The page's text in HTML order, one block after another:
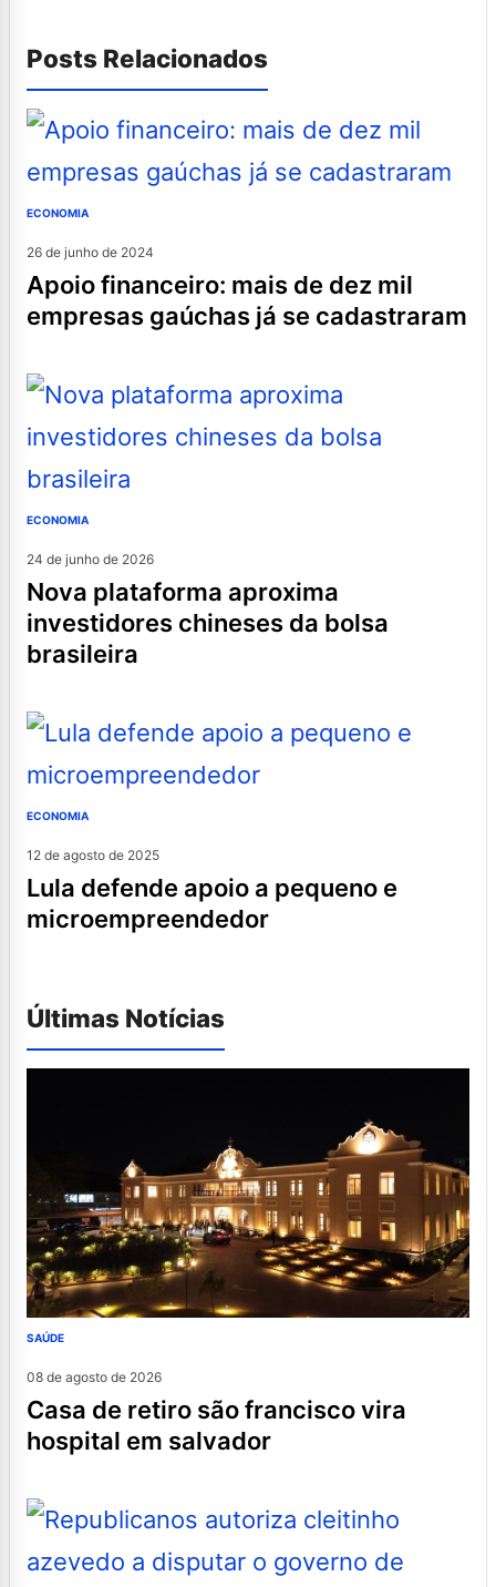
Posts Relacionados
ECONOMIA
26 de junho de 2024
apoio financeiro: mais de dez mil
empresas gaúchas já se cadastraram
ECONOMIA
24 de junho de 2026
nova plataforma aproxima
investidores chineses da bolsa
brasileira
ECONOMIA
12 de agosto de 2025
lula defende apoio a pequeno e
microempreendedor
Últimas Notícias
SAÚDE
08 de agosto de 2026
casa de retiro são francisco vira
hospital em salvador